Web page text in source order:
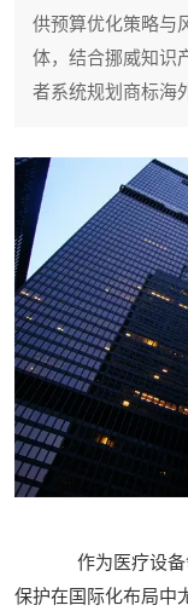
供预算优化策略与
体，结合挪威知识
者系统规划商标海
作为医疗设备
保护在国际化布局中